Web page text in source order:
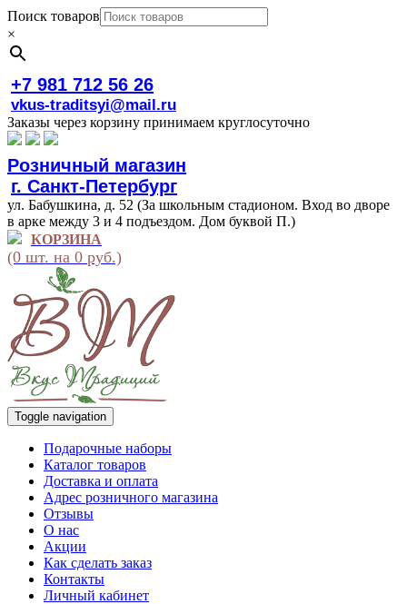
Поиск товаров
×
+7 981 712 56 26
vkus-traditsyi@mail.ru
Заказы через корзину принимаем круглосуточно
Розничный магазин
г. Санкт-Петербург
ул. Бабушкина, д. 52 (За школьным стадионом. Вход во дворе
в арке между 3 и 4 подъездом. Дом буквой П.)
КОРЗИНА
(0 шт. на 0 руб.)
Toggle navigation
Подарочные наборы
Каталог товаров
Доставка и оплата
Адрес розничного магазина
Отзывы
О нас
Акции
Как сделать заказ
Контакты
Личный кабинет